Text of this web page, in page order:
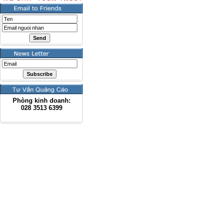
Phòng kinh doanh:
028 3513 6399